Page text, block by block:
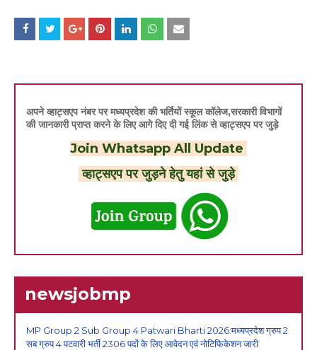
अपने व्हाट्सएप नंबर पर मध्यप्रदेश की भर्तियों स्कूल कॉलेज,सरकारी विभागों
की जानकारी प्राप्त करने के लिए आगे दिए दी गई लिंक से व्हाट्सएप पर जुड़े
Join Whatsapp All Update
व्हाट्सएप पर जुड़ने हेतु यहां से जुड़े
newsjobmp
MP Group 2 Sub Group 4 Patwari Bharti 2026:मध्यप्रदेश ग्रुप 2
सब ग्रुप 4 पटवारी भर्ती 2306 पदों के लिए आवेदन एवं नोटिफिकेशन जारी